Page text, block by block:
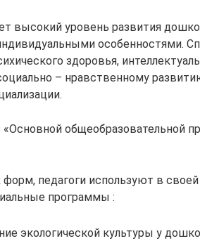
высокий уровень развития
особенностями.
здоровья,
– нравственному
общеобразовательной
педагоги используют в
программы :
экологической культуры у